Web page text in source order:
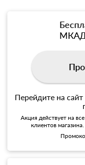
Перейдите на сайт
Акция действует на
клиентов